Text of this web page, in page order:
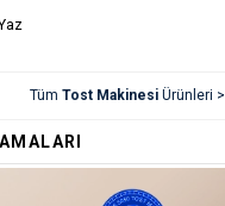
Tüm Tost MakinesiÜrünleri >